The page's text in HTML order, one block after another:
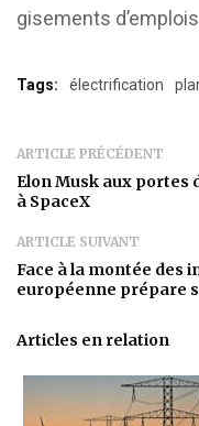
gisements
Tags: électrification
ARTICLE PRÉCÉDENT
Elon Musk aux portes
à SpaceX
ARTICLE SUIVANT
Face à la montée des
européenne prépare
Articles en relation